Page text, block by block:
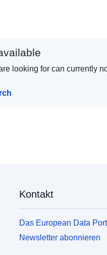
looking for can currently
Kontakt
Das European Data
Newsletter abonnieren